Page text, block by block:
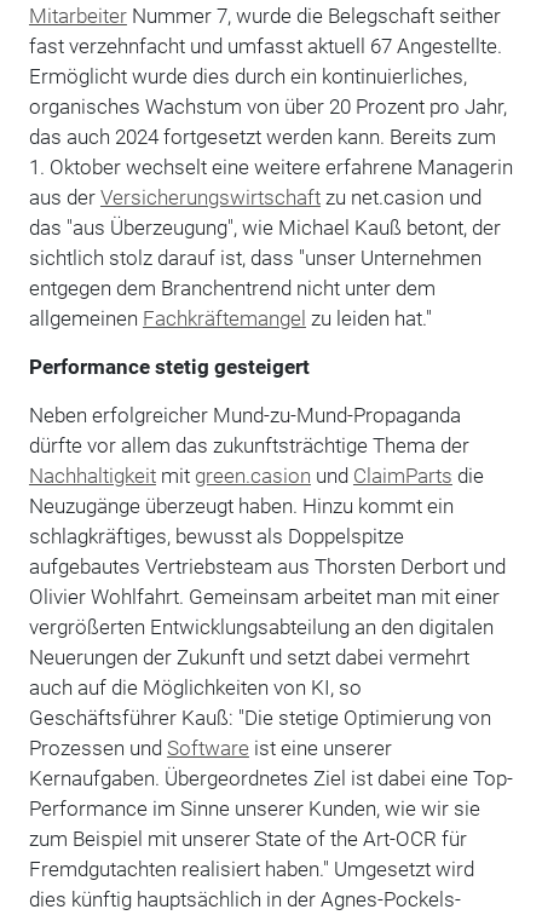
MitarbeiterNummer 7, wurde die Belegschaft seither
fast verzehnfacht und umfasst aktuell 67 Angestellte.
Ermöglicht wurde dies durch ein kontinuierliches,
organisches Wachstum von über 20 Prozent pro Jahr,
das auch 2024 fortgesetzt werden kann. Bereits zum
1. Oktober wechselt eine weitere erfahrene Managerin
aus der Versicherungswirtschaftzu net.casion und
das "aus Überzeugung", wie Michael Kauß betont, der
sichtlich stolz darauf ist, dass "unser Unternehmen
entgegen dem Branchentrend nicht unter dem
allgemeinen Fachkräftemangel zu leiden hat."
Performance stetig gesteigert
Neben erfolgreicher Mund-zu-Mund-Propaganda
dürfte vor allem das zukunftsträchtige Thema der
Nachhaltigkeitmit green.casion und ClaimParts die
Neuzugänge überzeugt haben. Hinzu kommt ein
schlagkräftiges, bewusst als Doppelspitze
aufgebautes Vertriebsteam aus Thorsten Derbort und
Olivier Wohlfahrt. Gemeinsam arbeitet man mit einer
vergrößerten Entwicklungsabteilung an den digitalen
Neuerungen der Zukunft und setzt dabei vermehrt
auch auf die Möglichkeiten von KI, so
Geschäftsführer Kauß: "Die stetige Optimierung von
Prozessen und Software ist eine unserer
Kernaufgaben. Übergeordnetes Ziel ist dabei eine Top-
Performance im Sinne unserer Kunden, wie wir sie
zum Beispiel mit unserer State of the Art-OCR für
Fremdgutachten realisiert haben." Umgesetzt wird
dies künftig hauptsächlich in der Agnes-Pockels-